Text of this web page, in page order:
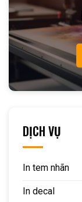
DỊCH VỤ
In tem nhãn
In decal